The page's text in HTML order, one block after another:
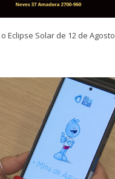
Eclipse Solar de 12 de Agosto